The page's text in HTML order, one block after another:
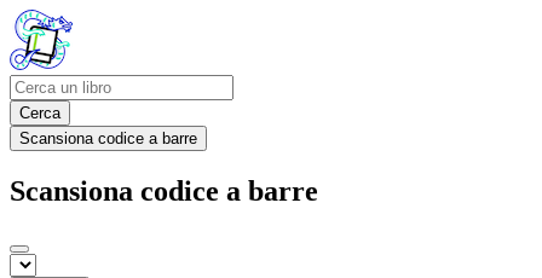
Cerca
Scansiona codice a barre
Scansiona codice a barre